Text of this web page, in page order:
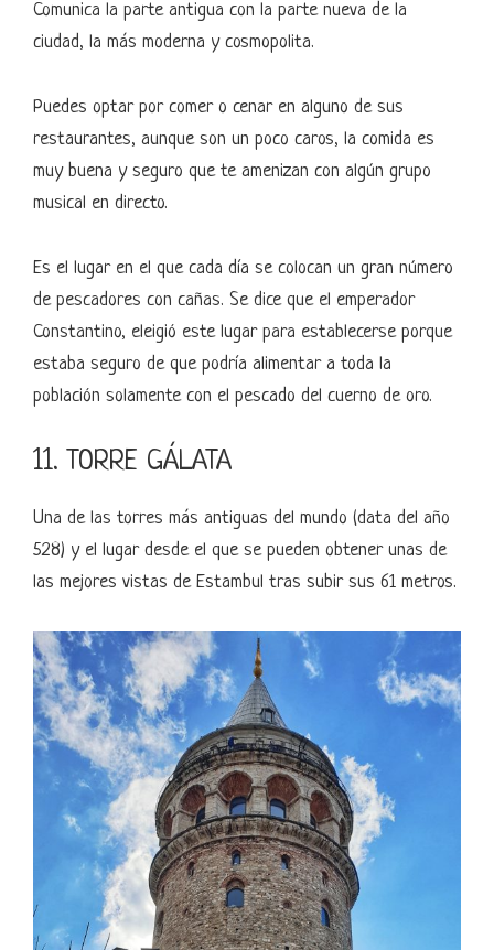
Comunica la parte antigua con la parte nueva de la
ciudad, la más moderna y cosmopolita.
Puedes optar por comer o cenar en alguno de sus
restaurantes, aunque son un poco caros, la comida es
muy buena y seguro que te amenizan con algún grupo
musical en directo.
Es el lugar en el que cada día se colocan un gran número
de pescadores con cañas. Se dice que el emperador
Constantino, eleigió este lugar para establecerse porque
estaba seguro de que podría alimentar a toda la
población solamente con el pescado del cuerno de oro.
11. TORRE GÁLATA
Una de las torres más antiguas del mundo (data del año
528) y el lugar desde el que se pueden obtener unas de
las mejores vistas de Estambul tras subir sus 61 metros.